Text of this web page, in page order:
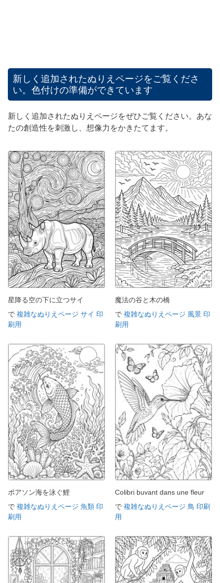
新しく追加されたぬりえページをご覧くださ
い。色付けの準備ができています
新しく追加されたぬりえページをぜひご覧ください。あな
たの創造性を刺激し、想像力をかきたてます。
星降る空の下に立つサイ
で 複雑なぬりえページ サイ 印
刷用
魔法の谷と木の橋
で 複雑なぬりえページ 風景 印
刷用
ポアソン海を泳ぐ鯉
で 複雑なぬりえページ 魚類 印
刷用
Colibri buvant dans une fleur
で 複雑なぬりえページ 鳥 印刷
用